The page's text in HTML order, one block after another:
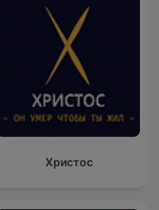
Христос